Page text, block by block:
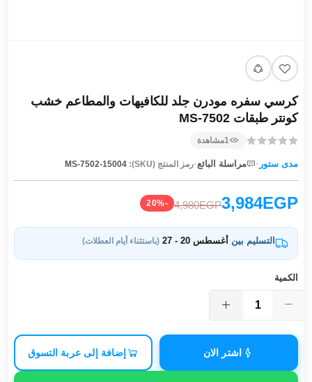
كرسي سفره مودرن جلد للكافيهات والمطاعم خشب
كونتر طبقات MS-7502
1مشاهدة
مدى ستور · مراسلة البائع·رمز المنتج (SKU): MS-7502-15004
3,984EGP
4,980EGP
-20%
التسليم بين أغسطس 20 - 27 (باستثناء أيام العطلات)
الكمية
اشتر الان إضافة إلى عربة التسوق